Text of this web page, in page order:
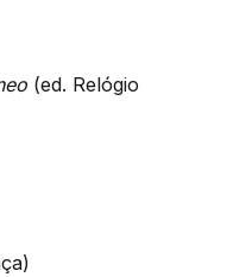
(ed. Relógio